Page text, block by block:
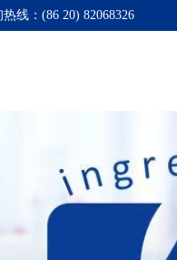
热线：(86 20) 82068326